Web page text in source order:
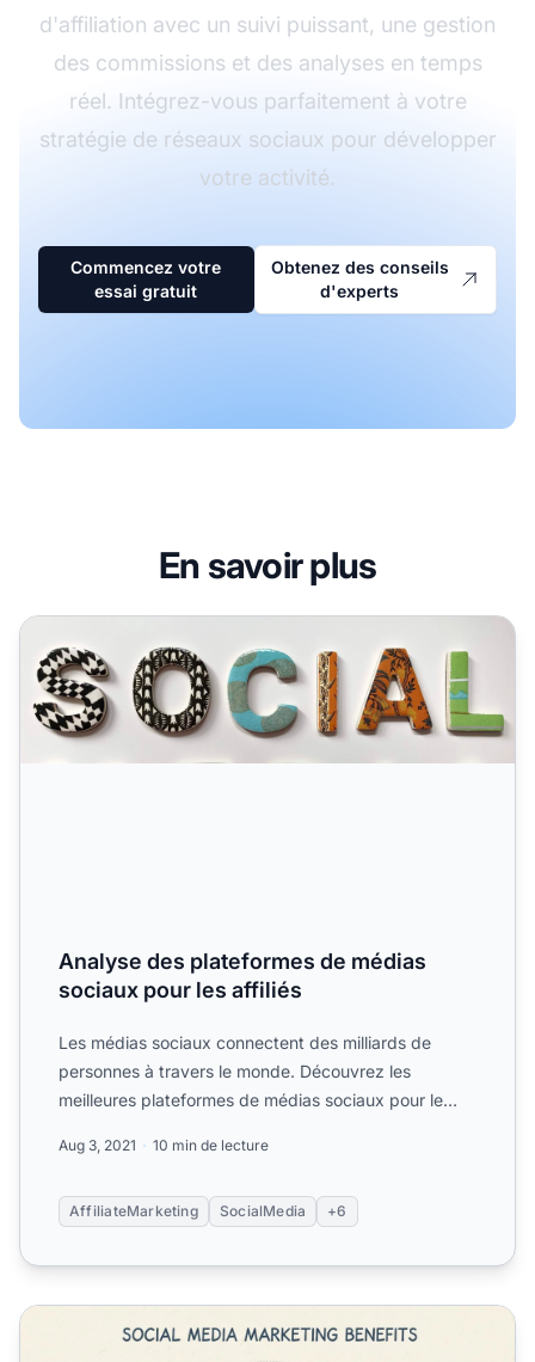
d'affiliation avec un suivi puissant, une gestion
des commissions et des analyses en temps
réel. Intégrez-vous parfaitement à votre
stratégie de réseaux sociaux pour développer
votre activité.
Commencez votre
essai gratuit
Obtenez des conseils
d'experts
En savoir plus
Analyse des plateformes de médias sociaux pour les
Analyse des plateformes de médias
sociaux pour les affiliés
Les médias sociaux connectent des milliards de
personnes à travers le monde. Découvrez les
meilleures plateformes de médias sociaux pour le
Aug 3, 2021 10 min de lecture
AffiliateMarketing SocialMedia +6
Pourquoi le marketing sur les réseaux sociaux est-il